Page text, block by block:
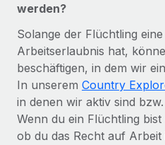
werden?
Solange der Flüchtling
Arbeitserlaubnis hat,
beschäftigen, in dem wir
In unserem Country
in denen wir aktiv sind
Wenn du ein Flüchtling
ob du das Recht auf Arbeit